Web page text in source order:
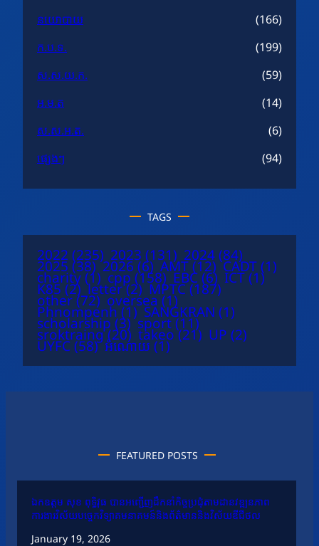
នយោបាយ
(166)
ក.ប.ទ.
(199)
ស.ស.យ.ក.
(59)
អ.ម.ត
(14)
ស.ស.អ.ត.
(6)
ផ្សេងៗ
(94)
TAGS
2022 (235) 2023 (131) 2024 (84)
2025 (38) 2026 (6) AMT (12) CADT (1)
charity (1) cpp (158) EBC (6) ICT (1)
K85 (2) letter (2) MPTC (187)
other (72) oversea (1)
Phnompenh (1) SANGKRAN (1)
scholarship (3) sport (11)
sroktraing (20) takeo (21) UP (2)
UYFC (58) អំណោយ (1)
FEATURED POSTS
ឯកឧត្តម សុខ ពុទ្ធិវុធ បានអញ្ជើញដឹកនាំកិច្ចប្រជុំតាមដានវឌ្ឍនភាព
ការងារវិស័យបច្ចេកវិទ្យាគមនាគមន៍និងព័ត៌មាននិងវិស័យឌីជីថល
January 19, 2026